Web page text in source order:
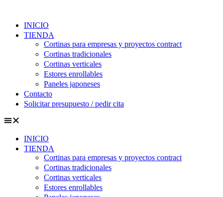
INICIO
TIENDA
Cortinas para empresas y proyectos contract
Cortinas tradicionales
Cortinas verticales
Estores enrollables
Paneles japoneses
Contacto
Solicitar presupuesto / pedir cita
INICIO
TIENDA
Cortinas para empresas y proyectos contract
Cortinas tradicionales
Cortinas verticales
Estores enrollables